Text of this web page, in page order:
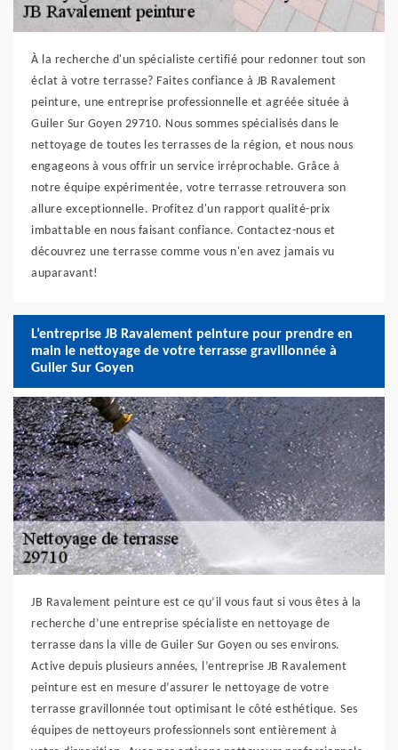
À la recherche d'un spécialiste certifié pour redonner tout son
éclat à votre terrasse? Faites confiance à JB Ravalement
peinture, une entreprise professionnelle et agréée située à
Guiler Sur Goyen 29710. Nous sommes spécialisés dans le
nettoyage de toutes les terrasses de la région, et nous nous
engageons à vous offrir un service irréprochable. Grâce à
notre équipe expérimentée, votre terrasse retrouvera son
allure exceptionnelle. Profitez d'un rapport qualité-prix
imbattable en nous faisant confiance. Contactez-nous et
découvrez une terrasse comme vous n'en avez jamais vu
auparavant!
L’entreprise JB Ravalement peinture pour prendre en
main le nettoyage de votre terrasse gravillonnée à
Guiler Sur Goyen
JB Ravalement peinture est ce qu’il vous faut si vous êtes à la
recherche d’une entreprise spécialiste en nettoyage de
terrasse dans la ville de Guiler Sur Goyen ou ses environs.
Active depuis plusieurs années, l’entreprise JB Ravalement
peinture est en mesure d’assurer le nettoyage de votre
terrasse gravillonnée tout optimisant le côté esthétique. Ses
équipes de nettoyeurs professionnels sont entièrement à